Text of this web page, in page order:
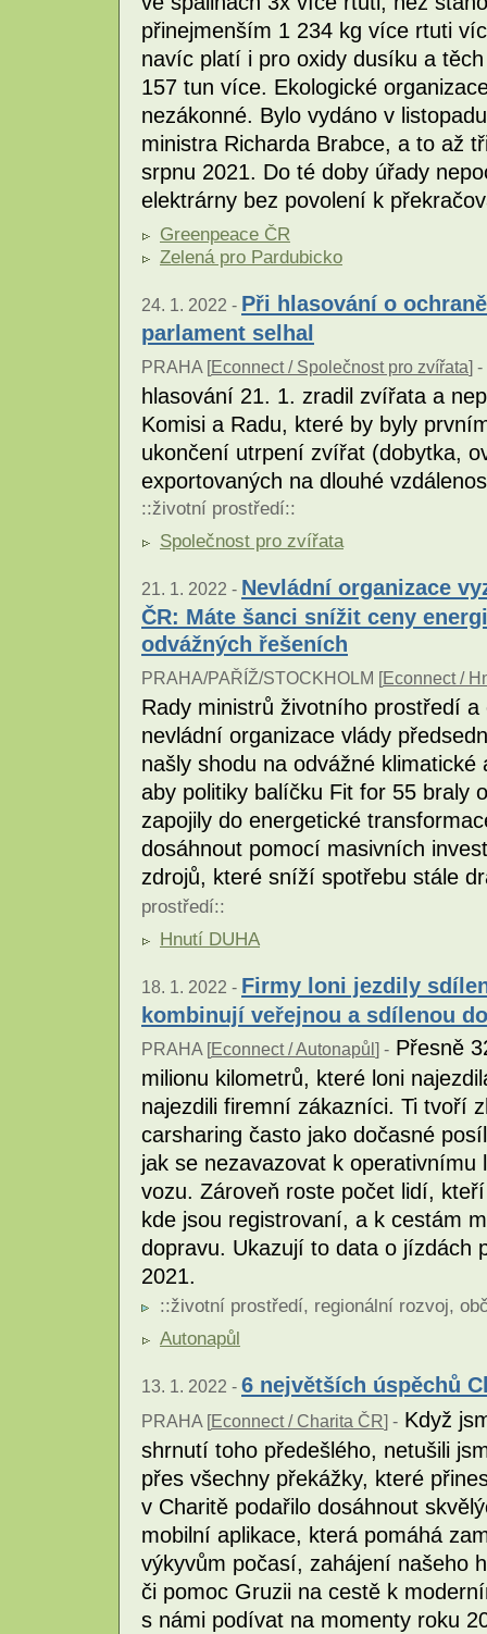
přinejmenším 1 234 kg více rtuti
navíc platí i pro oxidy dusíku a
157 tun více. Ekologické
nezákonné. Bylo vydáno v
ministra Richarda Brabce, a to až
srpnu 2021. Do té doby úřady
elektrárny bez povolení k
Greenpeace ČR
Zelená pro Pardubicko
24. 1. 2022 - Při hlasování o
parlament selhal
PRAHA [Econnect / Společnost pro zvířata] -
hlasování 21. 1. zradil zvířata a
Komisi a Radu, které by byly
ukončení utrpení zvířat (dobytka,
exportovaných na dlouhé
::životní prostředí::
Společnost pro zvířata
21. 1. 2022 - Nevládní organizace
ČR: Máte šanci snížit ceny
odvážných řešeních
PRAHA/PAŘÍŽ/STOCKHOLM [Econnect /
Rady ministrů životního prostředí
nevládní organizace vlády
našly shodu na odvážné
aby politiky balíčku Fit for 55 braly
zapojily do energetické
dosáhnout pomocí masivních
zdrojů, které sníží spotřebu stále
prostředí::
Hnutí DUHA
18. 1. 2022 - Firmy loni jezdily
kombinují veřejnou a sdílenou
PRAHA [Econnect / Autonapůl ] - Přesně
milionu kilometrů, které loni
najezdili firemní zákazníci. Ti tvoří
carsharing často jako dočasné
jak se nezavazovat k operativnímu
vozu. Zároveň roste počet lidí,
kde jsou registrovaní, a k cestám
dopravu. Ukazují to data o jízdách
2021.
::životní prostředí, regionální rozvoj,
Autonapůl
13. 1. 2022 - 6 největších úspěchů
PRAHA [Econnect / Charita ČR] - Když
shrnutí toho předešlého, netušili
přes všechny překážky, které
v Charitě podařilo dosáhnout
mobilní aplikace, která pomáhá
výkyvům počasí, zahájení našeho
či pomoc Gruzii na cestě k
s námi podívat na momenty roku